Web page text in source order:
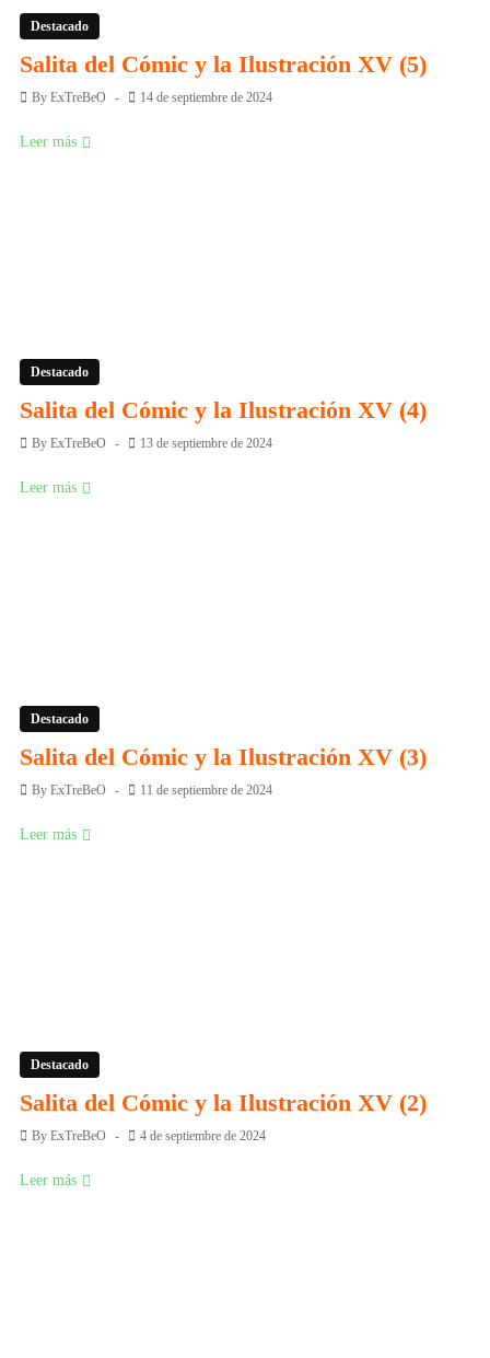
Destacado
Salita del Cómic y la Ilustración XV (5)
By ExTreBeO 14 de septiembre de 2024
Leer más
Destacado
Salita del Cómic y la Ilustración XV (4)
By ExTreBeO 13 de septiembre de 2024
Leer más
Destacado
Salita del Cómic y la Ilustración XV (3)
By ExTreBeO 11 de septiembre de 2024
Leer más
Destacado
Salita del Cómic y la Ilustración XV (2)
By ExTreBeO 4 de septiembre de 2024
Leer más